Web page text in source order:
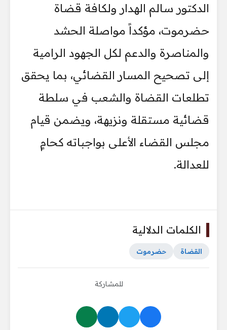
الدكتور سالم الهدار ولكافة قضاة
حضرموت، مؤكداً مواصلة الحشد
والمناصرة والدعم لكل الجهود الرامية
إلى تصحيح المسار القضائي، بما يحقق
تطلعات القضاة والشعب في سلطة
قضائية مستقلة ونزيهة، ويضمن قيام
مجلس القضاء الأعلى بواجباته كحامٍ
للعدالة.
الكلمات الدلالية
القضاة حضرموت
للمشاركة